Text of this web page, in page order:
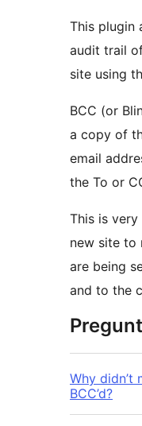
This plugin
audit trail
site using
BCC (or
a copy of
email
the To or
This is
new site to
are being
and to the
Why didn’t
BCC’d?